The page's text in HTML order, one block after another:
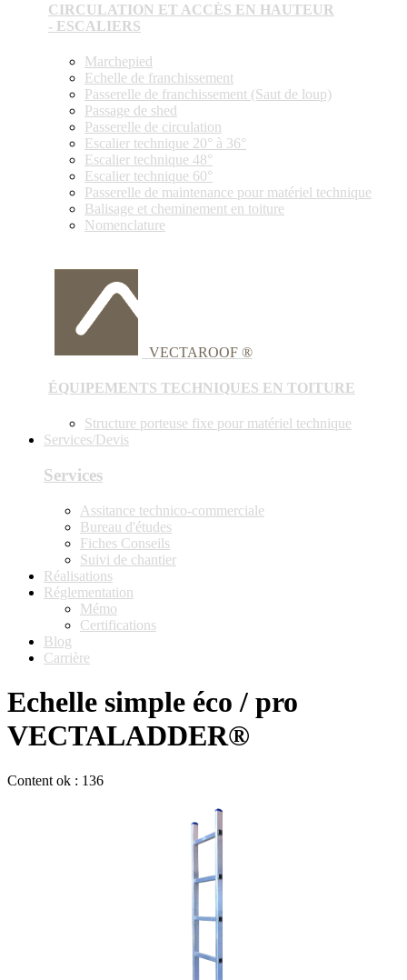
CIRCULATION ET ACCÈS EN HAUTEUR
- ESCALIERS
Marchepied
Echelle de franchissement
Passerelle de franchissement (Saut de loup)
Passage de shed
Passerelle de circulation
Escalier technique 20° à 36°
Escalier technique 48°
Escalier technique 60°
Passerelle de maintenance pour matériel technique
Balisage et cheminement en toiture
Nomenclature
VECTAROOF ®
ÉQUIPEMENTS TECHNIQUES EN TOITURE
Structure porteuse fixe pour matériel technique
Services/Devis
Services
Assitance technico-commerciale
Bureau d'études
Fiches Conseils
Suivi de chantier
Réalisations
Réglementation
Mémo
Certifications
Blog
Carrière
Echelle simple éco / pro
VECTALADDER®
Content ok : 136